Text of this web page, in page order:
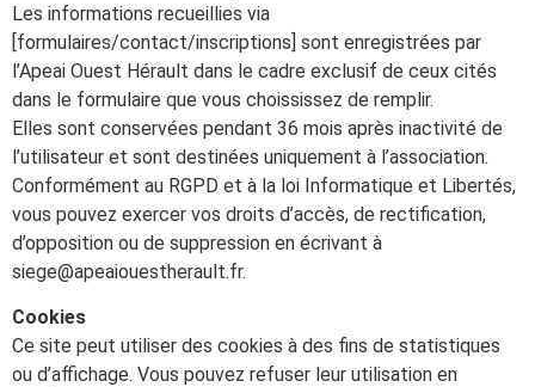
Les informations recueillies via
[formulaires/contact/inscriptions] sont enregistrées par
l’Apeai Ouest Hérault dans le cadre exclusif de ceux cités
dans le formulaire que vous choississez de remplir.
Elles sont conservées pendant 36 mois après inactivité de
l’utilisateur et sont destinées uniquement à l’association.
Conformément au RGPD et à la loi Informatique et Libertés,
vous pouvez exercer vos droits d’accès, de rectification,
d’opposition ou de suppression en écrivant à
siege@apeaiouestherault.fr.
Cookies
Ce site peut utiliser des cookies à des fins de statistiques
ou d’affichage. Vous pouvez refuser leur utilisation en